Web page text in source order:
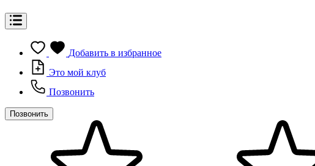
Добавить в избранное
Это мой клуб
Позвонить
Позвонить